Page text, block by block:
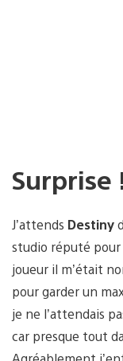
Surprise
J’attends Destiny
studio réputé pour
joueur il m’était
pour garder un
je ne l’attendais
car presque tout